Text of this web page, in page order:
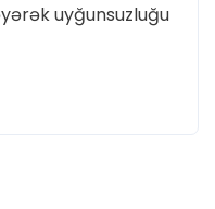
uyğunsuzluğu